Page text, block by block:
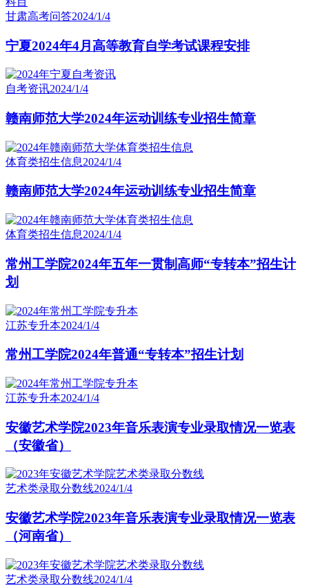
甘肃高考问答2024/1/4
宁夏2024年4月高等教育自学考试课程安排
自考资讯2024/1/4
赣南师范大学2024年运动训练专业招生简章
体育类招生信息2024/1/4
赣南师范大学2024年运动训练专业招生简章
体育类招生信息2024/1/4
常州工学院2024年五年一贯制高师“专转本”招生计
划
江苏专升本2024/1/4
常州工学院2024年普通“专转本”招生计划
江苏专升本2024/1/4
安徽艺术学院2023年音乐表演专业录取情况一览表
（安徽省）
艺术类录取分数线2024/1/4
安徽艺术学院2023年音乐表演专业录取情况一览表
（河南省）
艺术类录取分数线2024/1/4